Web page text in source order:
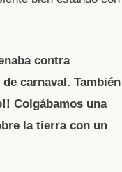
contra
carnaval. También
Colgábamos una
la tierra con un